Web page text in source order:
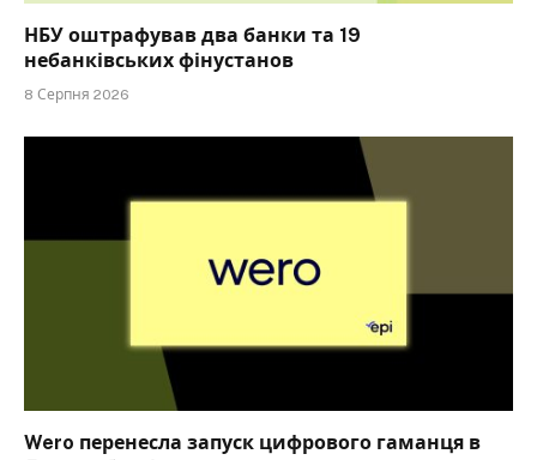
НБУ оштрафував два банки та 19
небанківських фінустанов
8 Серпня 2026
Wero перенесла запуск цифрового гаманця в